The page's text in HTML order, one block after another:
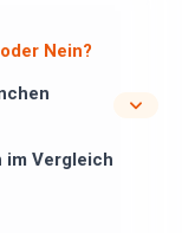
Nein?
im Vergleich